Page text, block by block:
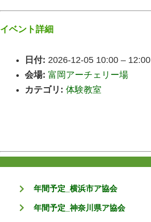
イベント詳細
日付: 2026-12-05 10:00 – 12:00
会場: 富岡アーチェリー場
カテゴリ: 体験教室
年間予定_横浜市ア協会
年間予定_神奈川県ア協会